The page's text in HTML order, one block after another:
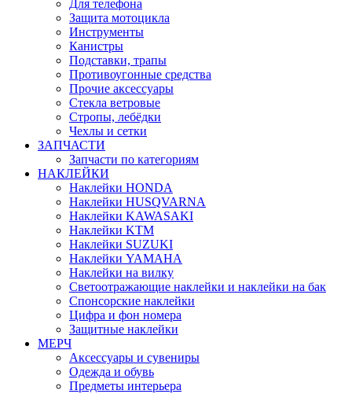
Для телефона
Защита мотоцикла
Инструменты
Канистры
Подставки, трапы
Противоугонные средства
Прочие аксессуары
Стекла ветровые
Стропы, лебёдки
Чехлы и сетки
ЗАПЧАСТИ
Запчасти по категориям
НАКЛЕЙКИ
Наклейки HONDA
Наклейки HUSQVARNA
Наклейки KAWASAKI
Наклейки KTM
Наклейки SUZUKI
Наклейки YAMAHA
Наклейки на вилку
Светоотражающие наклейки и наклейки на бак
Спонсорские наклейки
Цифра и фон номера
Защитные наклейки
МЕРЧ
Аксессуары и сувениры
Одежда и обувь
Предметы интерьера